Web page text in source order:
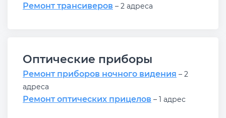
Ремонт трансиверов – 2 адреса
Оптические приборы
Ремонт приборов ночного видения – 2
адреса
Ремонт оптических прицелов – 1 адрес